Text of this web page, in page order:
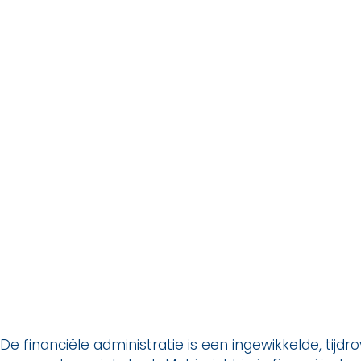
De financiële administratie is een ingewikkelde,